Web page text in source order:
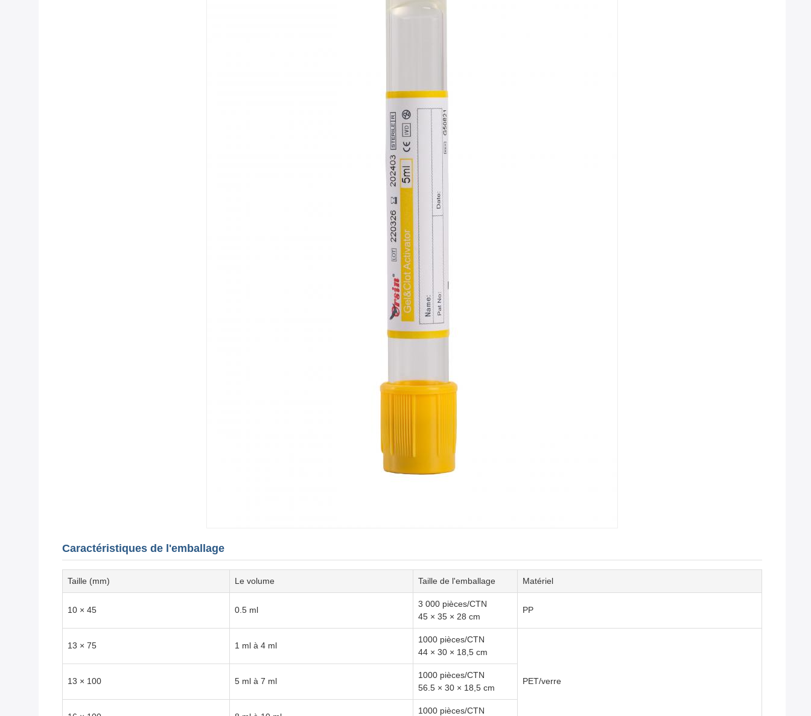
Caractéristiques de l'emballage
Taille (mm) Le volume Taille de l'emballage Matériel
10 × 45 0.5 ml
3 000 pièces/CTN
45 × 35 × 28 cm
PP
13 × 75 1 ml à 4 ml
1000 pièces/CTN
44 × 30 × 18,5 cm
PET/verre
13 × 100 5 ml à 7 ml
1000 pièces/CTN
56.5 × 30 × 18,5 cm
1000 pièces/CTN